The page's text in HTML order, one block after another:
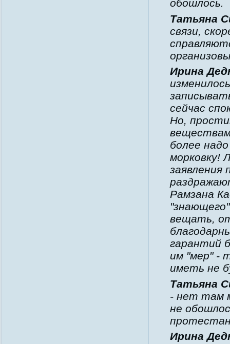
обошлось.
Татьяна
связи,
Ирина
сейчас
Но,
более
морковку!
заявления
Рамзана
вещать,
гарантий
им "мер" -
иметь не
Татьяна
- нет там
не
Ирина